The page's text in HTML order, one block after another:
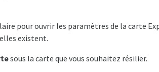
pour ouvrir les paramètres de la carte
existent.
sous la carte que vous souhaitez résilier.